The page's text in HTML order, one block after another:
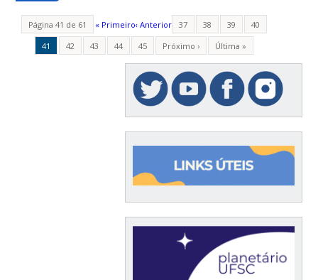
Página 41 de 61 « Primeiro‹ Anterior 37 38 39
40
41
42 43 44 45 Próximo › Última »